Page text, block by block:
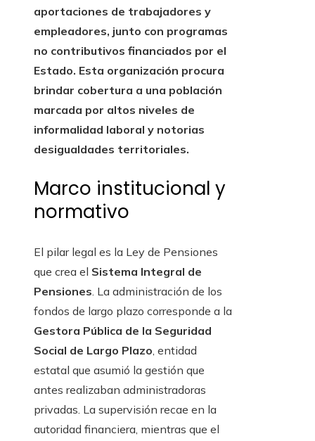
aportaciones de trabajadores y
empleadores, junto con programas
no contributivos financiados por el
Estado. Esta organización procura
brindar cobertura a una población
marcada por altos niveles de
informalidad laboral y notorias
desigualdades territoriales.
Marco institucional y
normativo
El pilar legal es la Ley de Pensiones
que crea el Sistema Integral de
Pensiones. La administración de los
fondos de largo plazo corresponde a la
Gestora Pública de la Seguridad
Social de Largo Plazo, entidad
estatal que asumió la gestión que
antes realizaban administradoras
privadas. La supervisión recae en la
autoridad financiera, mientras que el